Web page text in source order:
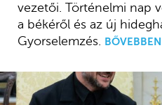
vezetői. Történelmi nap
a békéről és az új
Gyorselemzés.